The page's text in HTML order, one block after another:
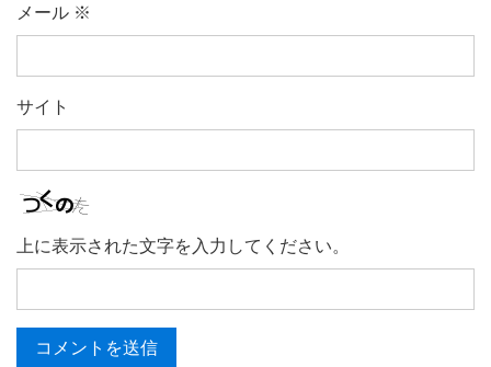
メール ※
サイト
上に表示された文字を入力してください。